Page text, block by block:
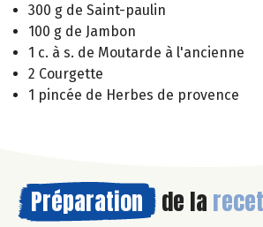
300 g de Saint-paulin
100 g de Jambon
1 c. à s. de Moutarde à l'ancienne
2 Courgette
1 pincée de Herbes de provence
Préparation de la